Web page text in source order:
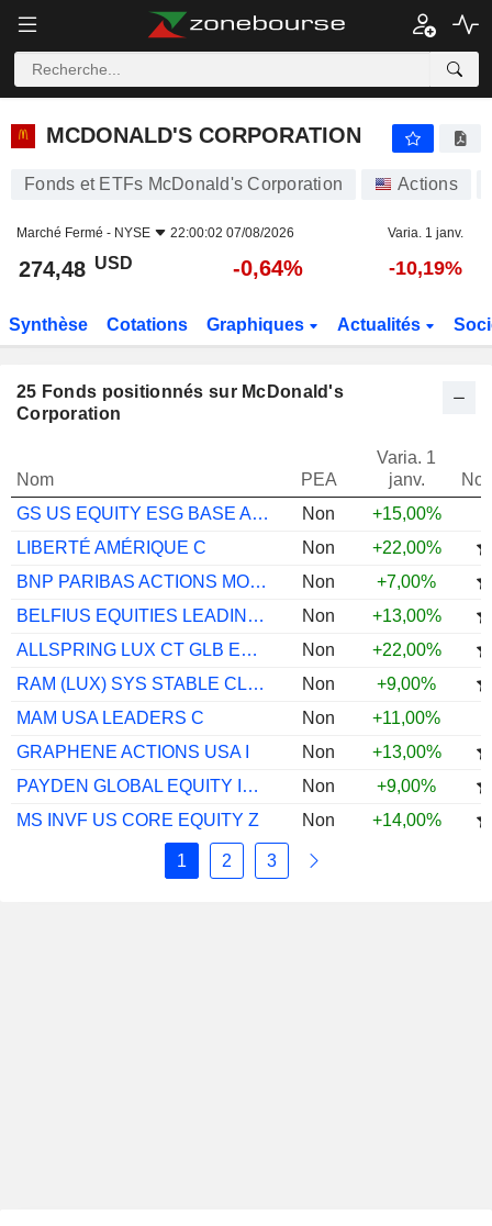
MCDONALD'S CORPORATION
Fonds et ETFs McDonald's Corporation Actions
Marché Fermé - NYSE 22:00:02 07/08/2026 Varia. 1 janv.
274,48 USD -0,64% -10,19%
Synthèse Cotations Graphiques Actualités
25 Fonds positionnés sur McDonald's
Corporation
Nom PEA
Varia. 1
janv.
GS US EQUITY ESG BASE ACC USD
Non
+15,00%
LIBERTÉ AMÉRIQUE C
Non
+22,00%
BNP PARIBAS ACTIONS MONDE ISR CLASSIC
Non
+7,00%
BELFIUS EQUITIES LEADING BRANDS C CAP
Non
+13,00%
ALLSPRING LUX CT GLB EQ I USD ACC
Non
+22,00%
RAM (LUX) SYS STABLE CLMT GLB EQS PI EUR
Non
+9,00%
MAM USA LEADERS C
Non
+11,00%
GRAPHENE ACTIONS USA I
Non
+13,00%
PAYDEN GLOBAL EQUITY INCOME USD ACC
Non
+9,00%
MS INVF US CORE EQUITY Z
Non +14,00%
1 2 3